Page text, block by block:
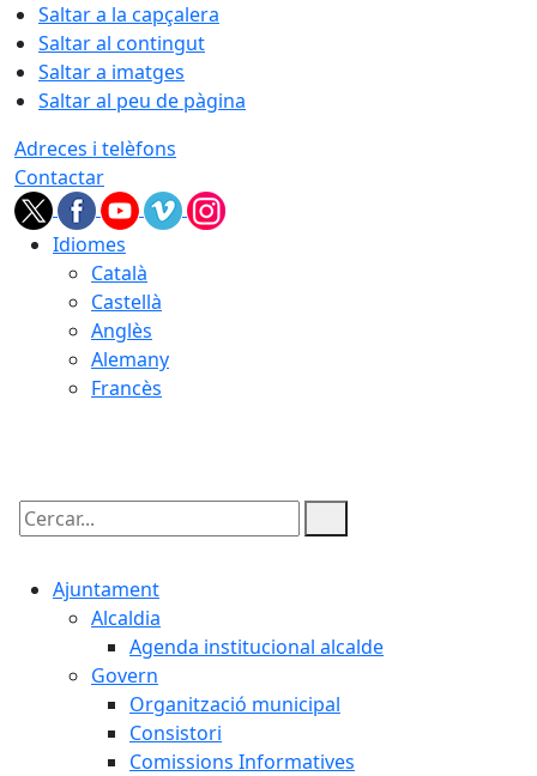
Saltar a la capçalera
Saltar al contingut
Saltar a imatges
Saltar al peu de pàgina
Adreces i telèfons
Contactar
Idiomes
Català
Castellà
Anglès
Alemany
Francès
Cercar:
Ajuntament
Alcaldia
Agenda institucional alcalde
Govern
Organització municipal
Consistori
Comissions Informatives